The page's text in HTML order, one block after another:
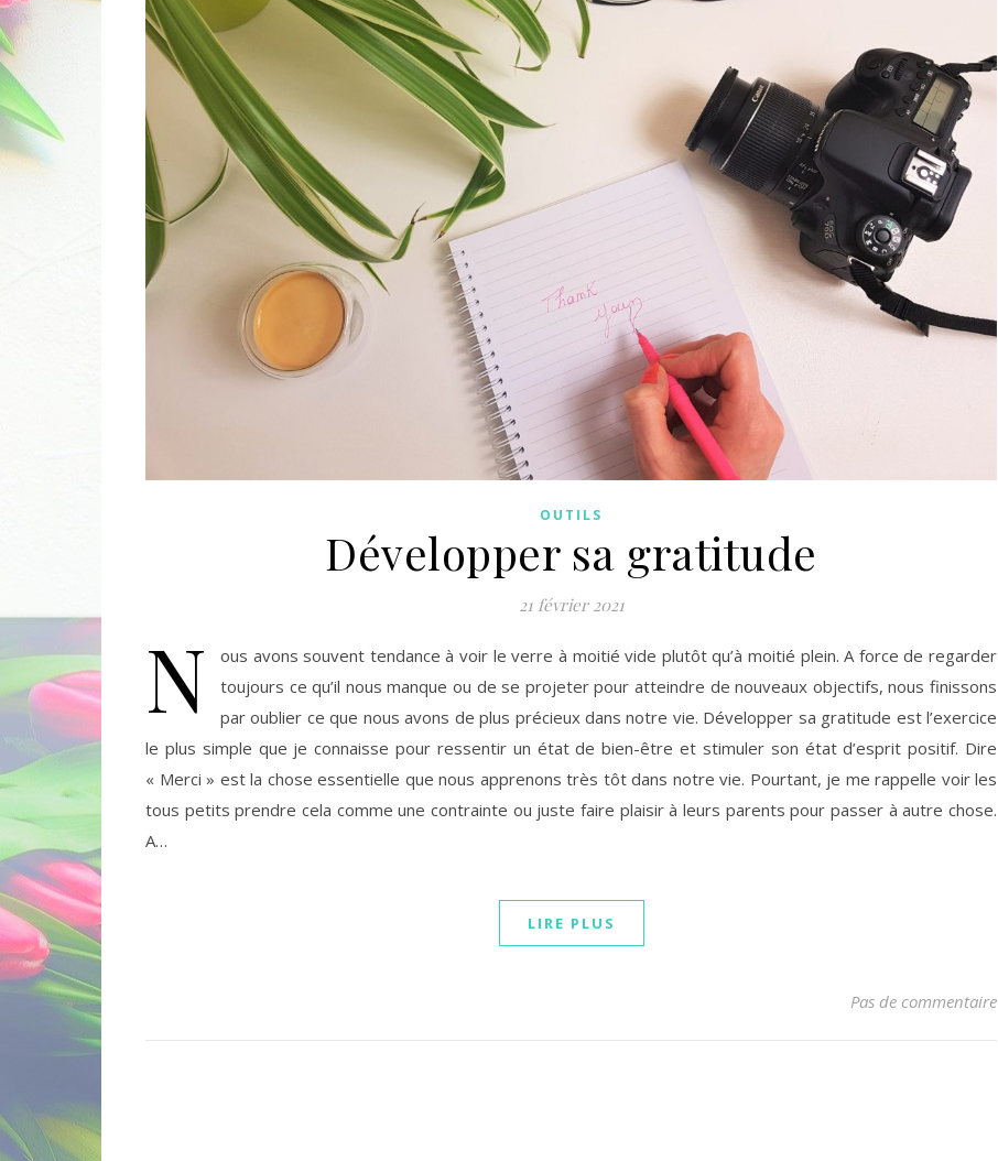
OUTILS
Développer sa gratitude
21 février 2021
N
ous avons souvent tendance à voir le verre à moitié vide plutôt qu’à moitié plein. A force de regarder
toujours ce qu’il nous manque ou de se projeter pour atteindre de nouveaux objectifs, nous finissons
par oublier ce que nous avons de plus précieux dans notre vie. Développer sa gratitude est l’exercice
le plus simple que je connaisse pour ressentir un état de bien-être et stimuler son état d’esprit positif. Dire
« Merci » est la chose essentielle que nous apprenons très tôt dans notre vie. Pourtant, je me rappelle voir les
tous petits prendre cela comme une contrainte ou juste faire plaisir à leurs parents pour passer à autre chose.
A…
LIRE PLUS
Pas de commentaire